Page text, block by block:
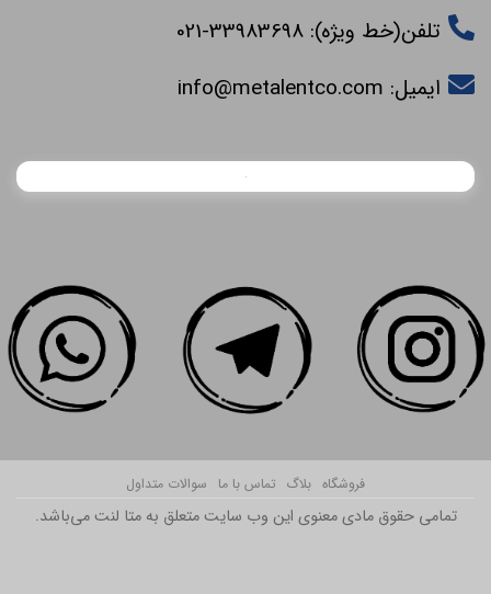
تلفن(خط ویژه): 33983698-021
ایمیل:info@metalentco.com
فروشگاه بلاگ تماس با ما سوالات متداول
تمامی حقوق مادی معنوی این وب سایت متعلق به متا لنت می‌باشد.